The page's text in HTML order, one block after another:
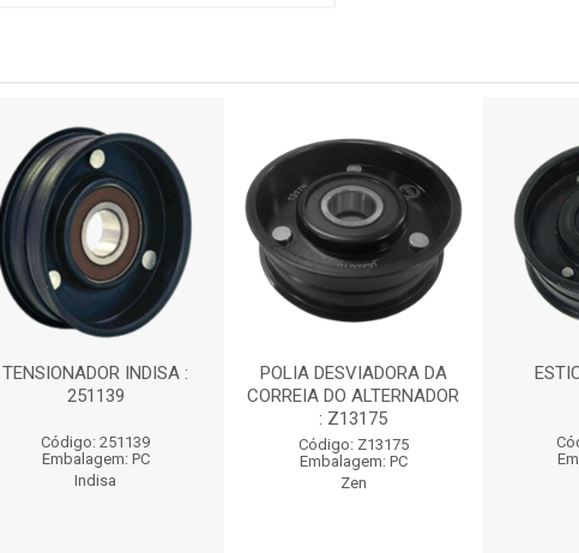
TENSIONADOR INDISA :
251139
Código: 251139
Embalagem: PC
Indisa
POLIA DESVIADORA DA
CORREIA DO ALTERNADOR
: Z13175
Código: Z13175
Embalagem: PC
Zen